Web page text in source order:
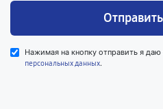
Нажимая на кнопку отправить я
персональных данных.